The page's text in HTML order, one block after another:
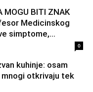
MOGU BITI ZNAK
Medicinskog
simptome,...
0
kuhinje: osam
otkrivaju tek